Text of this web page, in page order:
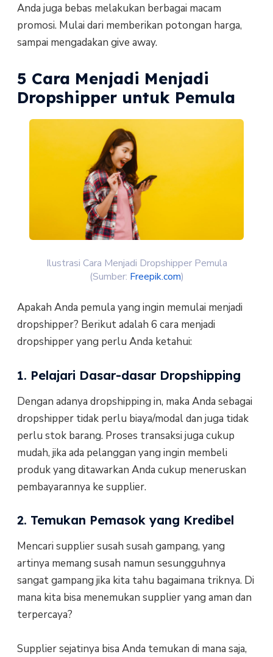
Anda juga bebas melakukan berbagai macam
promosi. Mulai dari memberikan potongan harga,
sampai mengadakan give away.
5 Cara Menjadi Menjadi
Dropshipper untuk Pemula
Ilustrasi Cara Menjadi Dropshipper Pemula
(Sumber: Freepik.com)
Apakah Anda pemula yang ingin memulai menjadi
dropshipper? Berikut adalah 6 cara menjadi
dropshipper yang perlu Anda ketahui:
1. Pelajari Dasar-dasar Dropshipping
Dengan adanya dropshipping in, maka Anda sebagai
dropshipper tidak perlu biaya/modal dan juga tidak
perlu stok barang. Proses transaksi juga cukup
mudah, jika ada pelanggan yang ingin membeli
produk yang ditawarkan Anda cukup meneruskan
pembayarannya ke supplier.
2. Temukan Pemasok yang Kredibel
Mencari supplier susah susah gampang, yang
artinya memang susah namun sesungguhnya
sangat gampang jika kita tahu bagaimana triknya. Di
mana kita bisa menemukan supplier yang aman dan
terpercaya?
Supplier sejatinya bisa Anda temukan di mana saja,